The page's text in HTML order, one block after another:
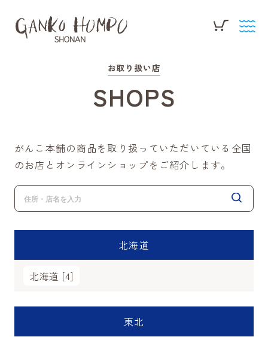
お取り扱い店
SHOPS
がんこ本舗の商品を取り扱っていただいている全国
のお店とオンラインショップをご紹介します。
北海道
北海道 [4]
東北